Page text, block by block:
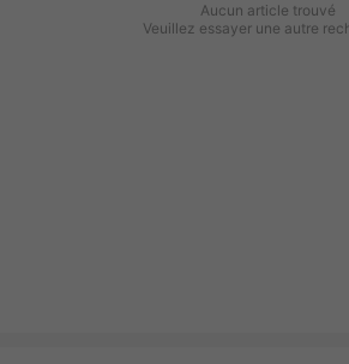
Aucun article trouvé
Veuillez essayer une autre